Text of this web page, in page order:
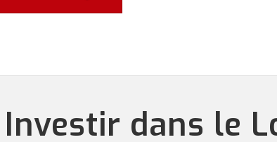
dans le